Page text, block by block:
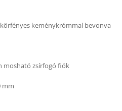
keménykrómmal bevonva
mosható zsírfogó fiók
mm